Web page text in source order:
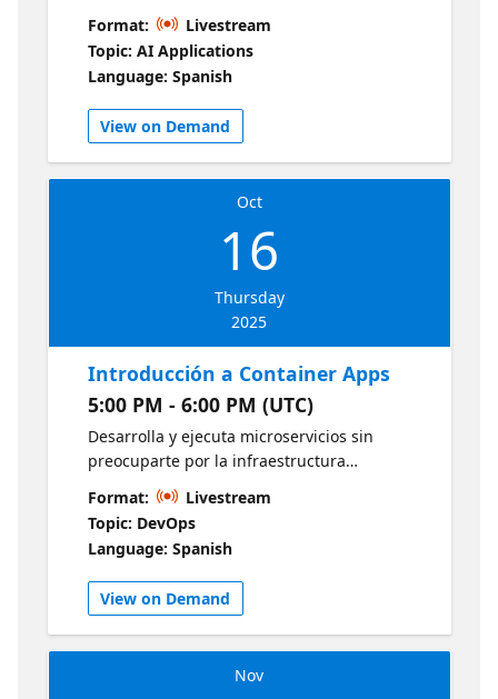
inteligente que responda con base en
información interna. Aprende el enfoque
RAG para mejorar la precisión y relevancia
de las respuestas de modelos generativos.
Format:
Livestream
Topic: AI Applications
Language: Spanish
View on Demand
Oct
16
Thursday
2025
Introducción a Container Apps
5:00 PM - 6:00 PM (UTC)
Desarrolla y ejecuta microservicios sin
preocuparte por la infraestructura
subyacente. Azure Container Apps ofrece
escalabilidad automática y una experiencia
simplificada para implementar contenedores
rápidamente. Documentación para
desarrolladores de Azure
Format:
Livestream
Topic: DevOps
Language: Spanish
View on Demand
Nov